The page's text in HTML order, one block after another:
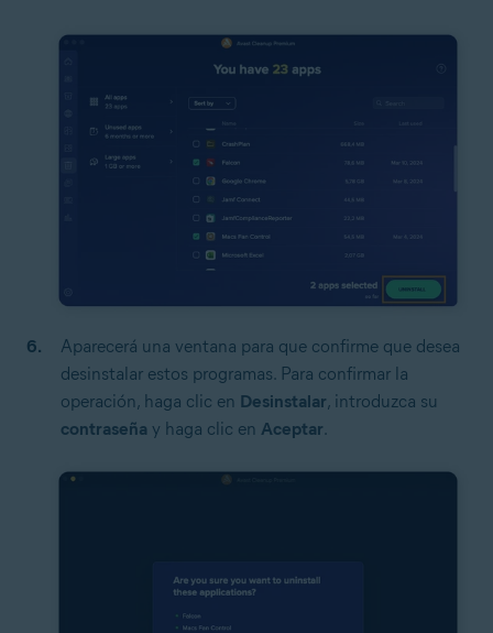
Aparecerá una ventana para que confirme que desea
desinstalar estos programas. Para confirmar la
operación, haga clic en Desinstalar, introduzca su
contraseña y haga clic en Aceptar.